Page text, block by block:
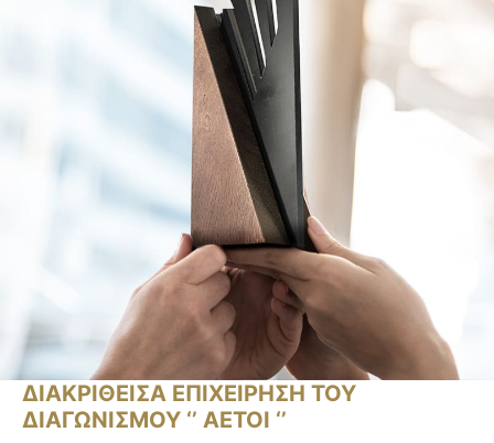
ΔΙΑΚΡΙΘΕΙΣΑ ΕΠΙΧΕΙΡΗΣΗ ΤΟΥ
ΔΙΑΓΩΝΙΣΜΟΥ ‘’ ΑΕΤΟΙ ‘’